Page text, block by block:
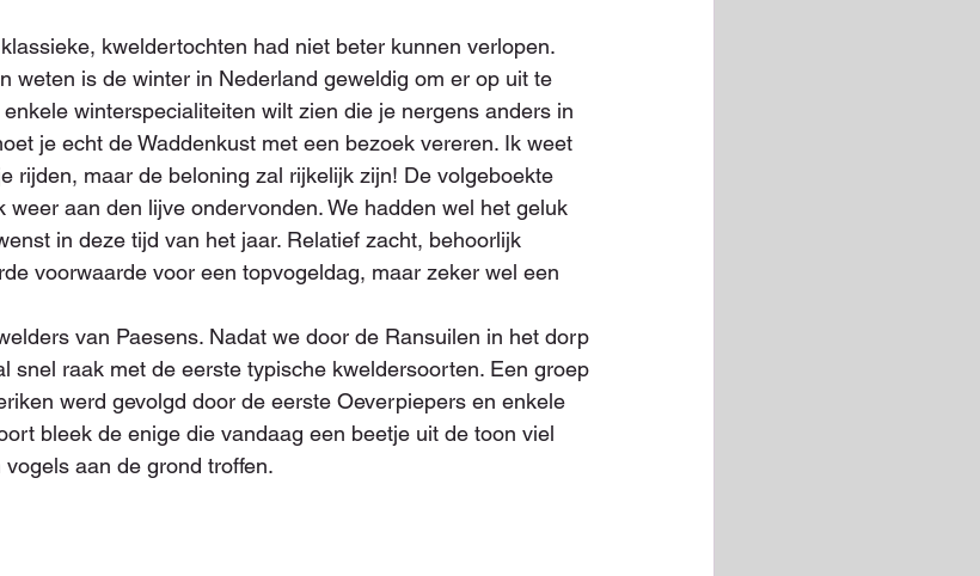
kweldertochten had niet beter kunnen verlopen.
weten is de winter in Nederland geweldig om er op uit te
winterspecialiteiten wilt zien die je nergens anders in
je echt de Waddenkust met een bezoek vereren. Ik weet
rijden, maar de beloning zal rijkelijk zijn! De volgeboekte
aan den lijve ondervonden. We hadden wel het geluk
in deze tijd van het jaar. Relatief zacht, behoorlijk
voorwaarde voor een topvogeldag, maar zeker wel een
van Paesens. Nadat we door de Ransuilen in het dorp
snel raak met de eerste typische kweldersoorten. Een groep
werd gevolgd door de eerste Oeverpiepers en enkele
bleek de enige die vandaag een beetje uit de toon viel
aan de grond troffen.